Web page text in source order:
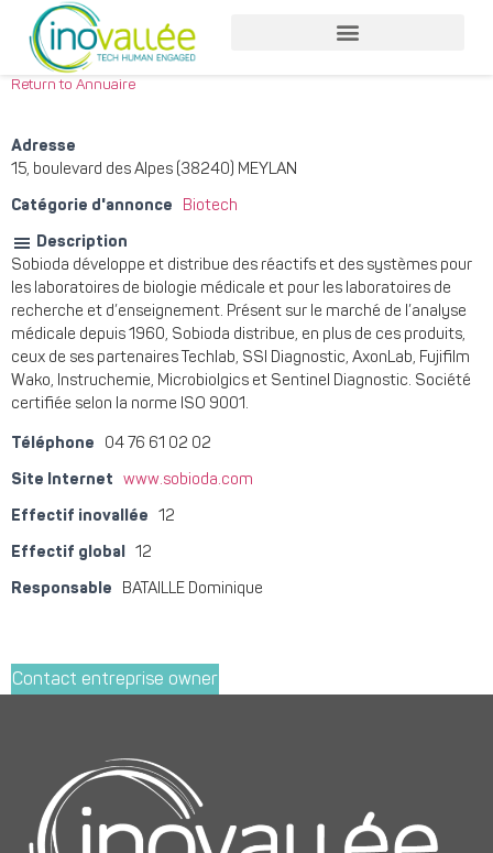
Return to Annuaire
Adresse
15, boulevard des Alpes (38240) MEYLAN
Catégorie d'annonce Biotech
Description
Sobioda développe et distribue des réactifs et des systèmes pour
les laboratoires de biologie médicale et pour les laboratoires de
recherche et d’enseignement. Présent sur le marché de l’analyse
médicale depuis 1960, Sobioda distribue, en plus de ces produits,
ceux de ses partenaires Techlab, SSI Diagnostic, AxonLab, Fujifilm
Wako, Instruchemie, Microbiolgics et Sentinel Diagnostic. Société
certifiée selon la norme ISO 9001.
Téléphone 04 76 61 02 02
Site Internet www.sobioda.com
Effectif inovallée 12
Effectif global 12
Responsable BATAILLE Dominique
Contact entreprise owner